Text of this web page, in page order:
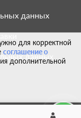
для корректной
соглашение о
дополнительной
данных
данных